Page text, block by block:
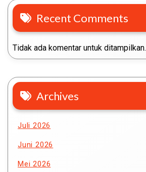
Recent Comments
Tidak ada komentar untuk ditampilkan.
Archives
Juli 2026
Juni 2026
Mei 2026